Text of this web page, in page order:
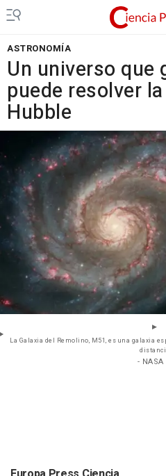
ASTRONOMÍA
Un universo que
puede resolver
Hubble
La Galaxia del Remolino, M51, es una galaxia
- NASA